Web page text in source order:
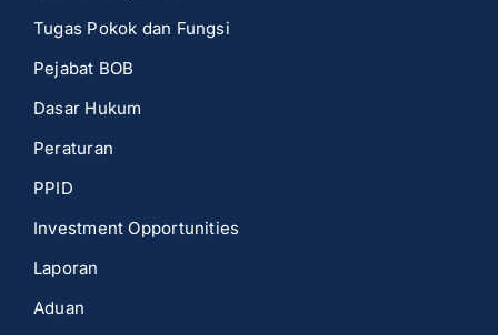
Tugas Pokok dan Fungsi
Pejabat BOB
Dasar Hukum
Peraturan
PPID
Investment Opportunities
Laporan
Aduan